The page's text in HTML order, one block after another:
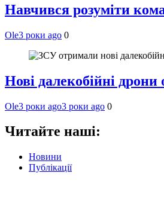
Навчився розуміти
Ole3 роки ago 0
Нові далекобійні
Ole3 роки ago3 роки ago 0
Читайте наші:
Новини
Публікації